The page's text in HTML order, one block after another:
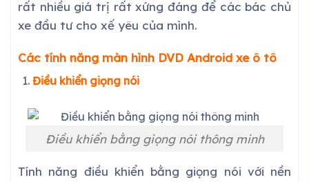
rất nhiều giá trị rất xứng đáng để các bác chủ
xe đầu tư cho xế yêu của mình.
Các tính năng màn hình DVD Android xe ô tô
Điều khiển giọng nói
Điều khiển bằng giọng nói thông minh
Tính năng điều khiển bằng giọng nói với nền